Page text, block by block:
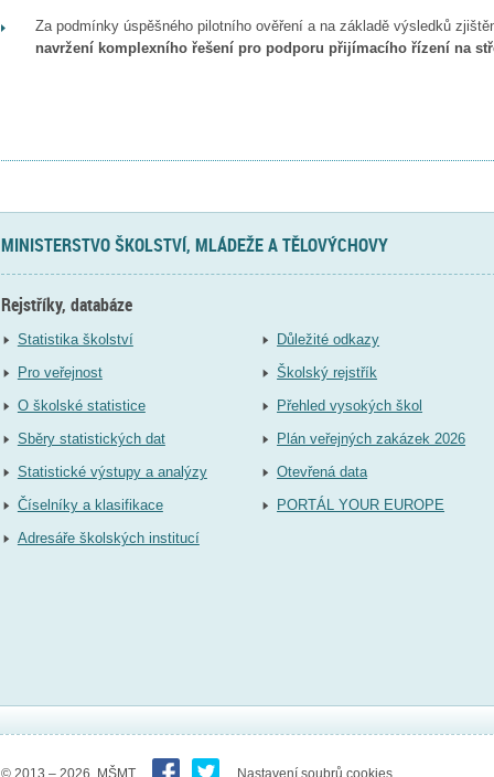
Za podmínky úspěšného pilotního ověření a na základě výsledků
navržení komplexního řešení pro podporu přijímacího řízení na
MINISTERSTVO ŠKOLSTVÍ, MLÁDEŽE A TĚLOVÝCHOVY
Rejstříky, databáze
Statistika školství
Pro veřejnost
O školské statistice
Sběry statistických dat
Statistické výstupy a analýzy
Číselníky a klasifikace
Adresáře školských institucí
Důležité odkazy
Školský rejstřík
Přehled vysokých škol
Plán veřejných zakázek 2026
Otevřená data
PORTÁL YOUR EUROPE
© 2013 – 2026 MŠMT Nastavení soubrů cookies